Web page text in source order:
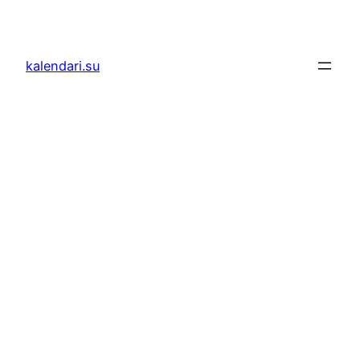
sadržaja
kalendari.su